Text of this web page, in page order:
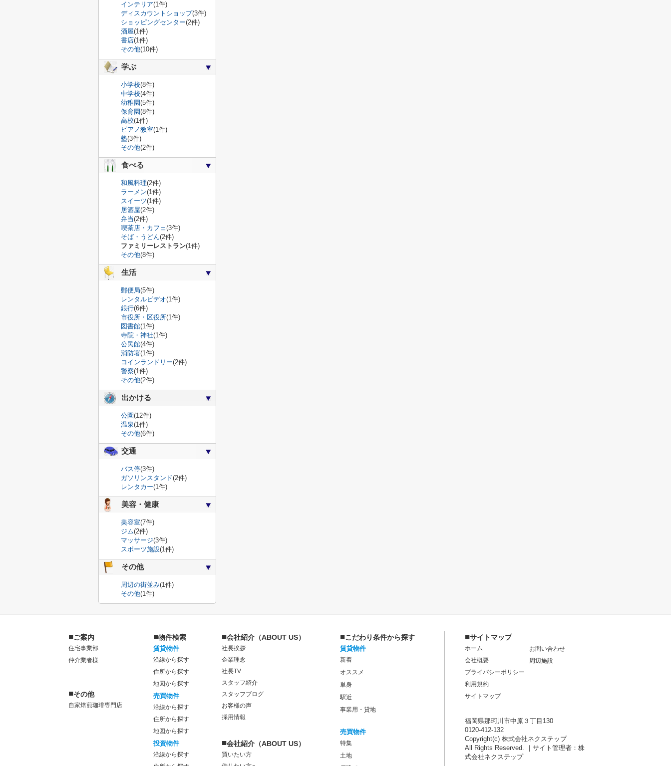
インテリア(1件)
ディスカウントショップ(3件)
ショッピングセンター(2件)
酒屋(1件)
書店(1件)
その他(10件)
学ぶ
小学校(8件)
中学校(4件)
幼稚園(5件)
保育園(8件)
高校(1件)
ピアノ教室(1件)
塾(3件)
その他(2件)
食べる
和風料理(2件)
ラーメン(1件)
スイーツ(1件)
居酒屋(2件)
弁当(2件)
喫茶店・カフェ(3件)
そば・うどん(2件)
ファミリーレストラン(1件)
その他(8件)
生活
郵便局(5件)
レンタルビデオ(1件)
銀行(6件)
市役所・区役所(1件)
図書館(1件)
寺院・神社(1件)
公民館(4件)
消防署(1件)
コインランドリー(2件)
警察(1件)
その他(2件)
出かける
公園(12件)
温泉(1件)
その他(6件)
交通
バス停(3件)
ガソリンスタンド(2件)
レンタカー(1件)
美容・健康
美容室(7件)
ジム(2件)
マッサージ(3件)
スポーツ施設(1件)
その他
周辺の街並み(1件)
その他(1件)
■ご案内
住宅事業部
仲介業者様
■その他
自家焙煎珈琲専門店
■物件検索
賃貸物件
沿線から探す
住所から探す
地図から探す
売買物件
沿線から探す
住所から探す
地図から探す
投資物件
沿線から探す
■会社紹介（ABOUT US）
社長挨拶
企業理念
社長TV
スタッフ紹介
スタッフブログ
お客様の声
採用情報
■会社紹介（ABOUT US）
買いたい方
■こだわり条件から探す
賃貸物件
新着
オススメ
単身
駅近
事業用・貸地
売買物件
特集
土地
■サイトマップ
ホーム
会社概要
プライバシーポリシー
利用規約
サイトマップ
お問い合わせ
周辺施設
福岡県那珂川市中原３丁目130
0120-412-132
Copyright(c) 株式会社ネクステップ
All Rights Reserved. ｜サイト管理者：株
式会社ネクステップ